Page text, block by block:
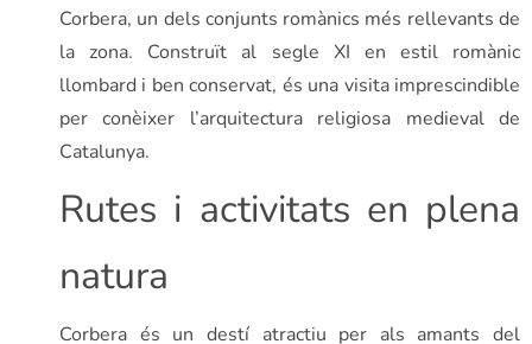
Corbera, un dels conjunts romànics més rellevants de
la zona. Construït al segle XI en estil romànic
llombard i ben conservat, és una visita imprescindible
per conèixer l’arquitectura religiosa medieval de
Catalunya.
Rutes i activitats en plena
natura
Corbera és un destí atractiu per als amants del